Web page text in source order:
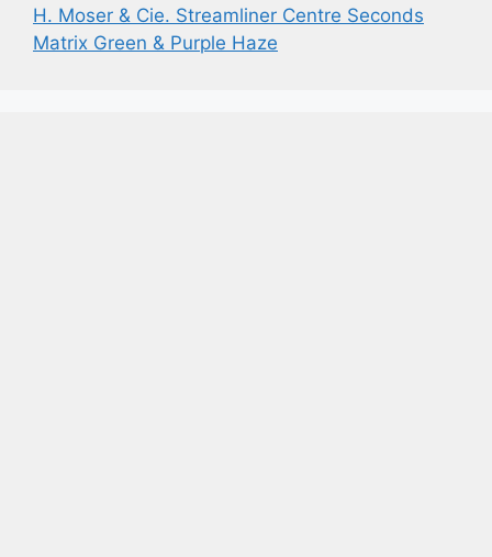
H. Moser & Cie. Streamliner Centre Seconds
Matrix Green & Purple Haze